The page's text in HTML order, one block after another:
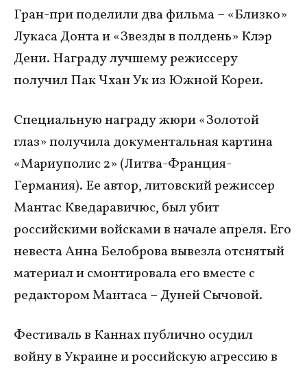
Гран-при поделили два фильма – «Близко»
Лукаса Донта и «Звезды в полдень» Клэр
Дени. Награду лучшему режиссеру
получил Пак Чхан Ук из Южной Кореи.
Специальную награду жюри «Золотой
глаз» получила документальная картина
«Мариуполис 2» (Литва-Франция-
Германия). Ее автор, литовский режиссер
Мантас Кведаравичюс, был убит
российскими войсками в начале апреля. Его
невеста Анна Белоброва вывезла отснятый
материал и смонтировала его вместе с
редактором Мантаса – Дуней Сычовой.
Фестиваль в Каннах публично осудил
войну в Украине и российскую агрессию в